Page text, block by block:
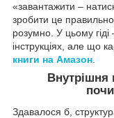
«завантажити –
зробити це
розумно. У цьому
інструкціях, але що
книги на Амазон.
Внутрішня
Здавалося б,